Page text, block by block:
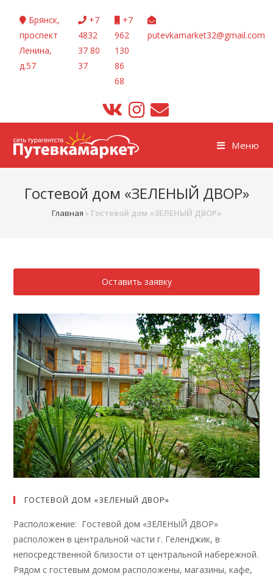
Перейти
содержимому
Брянск,
проспект
Ленина,
д.57
+7
4832
37 80
37
+7
962
130
86
68
putevkamarket32@gmail.com
Меню
Гостевой дом «ЗЕЛЕНЫЙ ДВОР»
Главная » Гостевой дом «ЗЕЛЕНЫЙ ДВОР»
Оставить заявку
ГОСТЕВОЙ ДОМ «ЗЕЛЕНЫЙ ДВОР»
Расположение: Гостевой дом «ЗЕЛЕНЫЙ ДВОР»
расположен в центральной части г. Геленджик, в
непосредственной близости от центральной набережной.
Рядом с гостевым домом расположены, магазины, кафе,